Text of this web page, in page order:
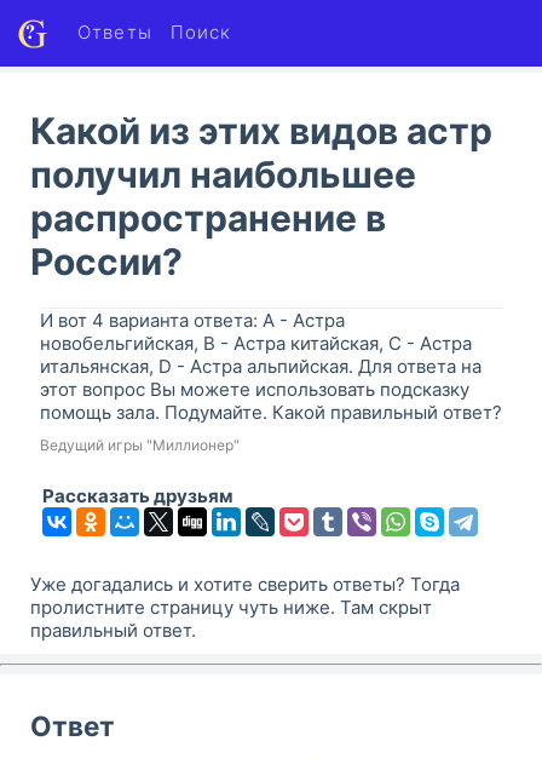
Ответы Поиск
Какой из этих видов астр
получил наибольшее
распространение в
России?
И вот 4 варианта ответа: A - Астра
новобельгийская, B - Астра китайская, C - Астра
итальянская, D - Астра альпийская. Для ответа на
этот вопрос Вы можете использовать подсказку
помощь зала. Подумайте. Какой правильный ответ?
Ведущий игры "Миллионер"
Рассказать друзьям
Уже догадались и хотите сверить ответы? Тогда
пролистните страницу чуть ниже. Там скрыт
правильный ответ.
Ответ